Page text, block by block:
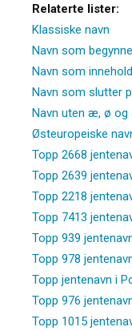
Relaterte lister:
Klassiske navn
Navn som
Navn som
Navn som slutter
Navn uten æ, ø og
Østeuropeiske
Topp 2668
Topp 2639
Topp 2218
Topp 7413
Topp 939
Topp 978
Topp jentenavn i
Topp 976
Topp 1015